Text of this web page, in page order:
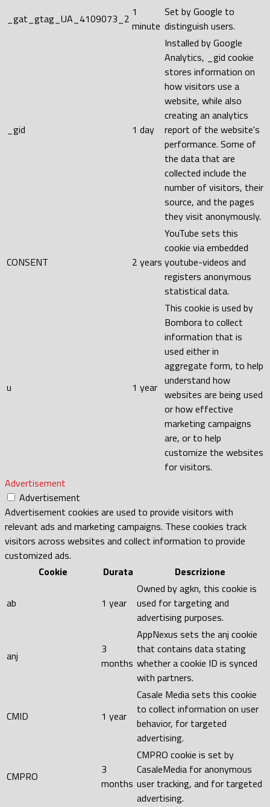
_gat_gtag_UA_4109073_2 1
minute
Set by Google to
distinguish users.
_gid 1 day
Installed by Google
Analytics, _gid cookie
stores information on
how visitors use a
website, while also
creating an analytics
report of the website's
performance. Some of
the data that are
collected include the
number of visitors, their
source, and the pages
they visit anonymously.
CONSENT 2 years
YouTube sets this
cookie via embedded
youtube-videos and
registers anonymous
statistical data.
u 1 year
This cookie is used by
Bombora to collect
information that is
used either in
aggregate form, to help
understand how
websites are being used
or how effective
marketing campaigns
are, or to help
customize the websites
for visitors.
Advertisement
Advertisement
Advertisement cookies are used to provide visitors with
relevant ads and marketing campaigns. These cookies track
visitors across websites and collect information to provide
customized ads.
Cookie
Durata Descrizione
ab 1 year
Owned by agkn, this cookie is
used for targeting and
advertising purposes.
anj
3
months
AppNexus sets the anj cookie
that contains data stating
whether a cookie ID is synced
with partners.
CMID 1 year
Casale Media sets this cookie
to collect information on user
behavior, for targeted
advertising.
CMPRO
3
months
CMPRO cookie is set by
CasaleMedia for anonymous
user tracking, and for targeted
advertising.